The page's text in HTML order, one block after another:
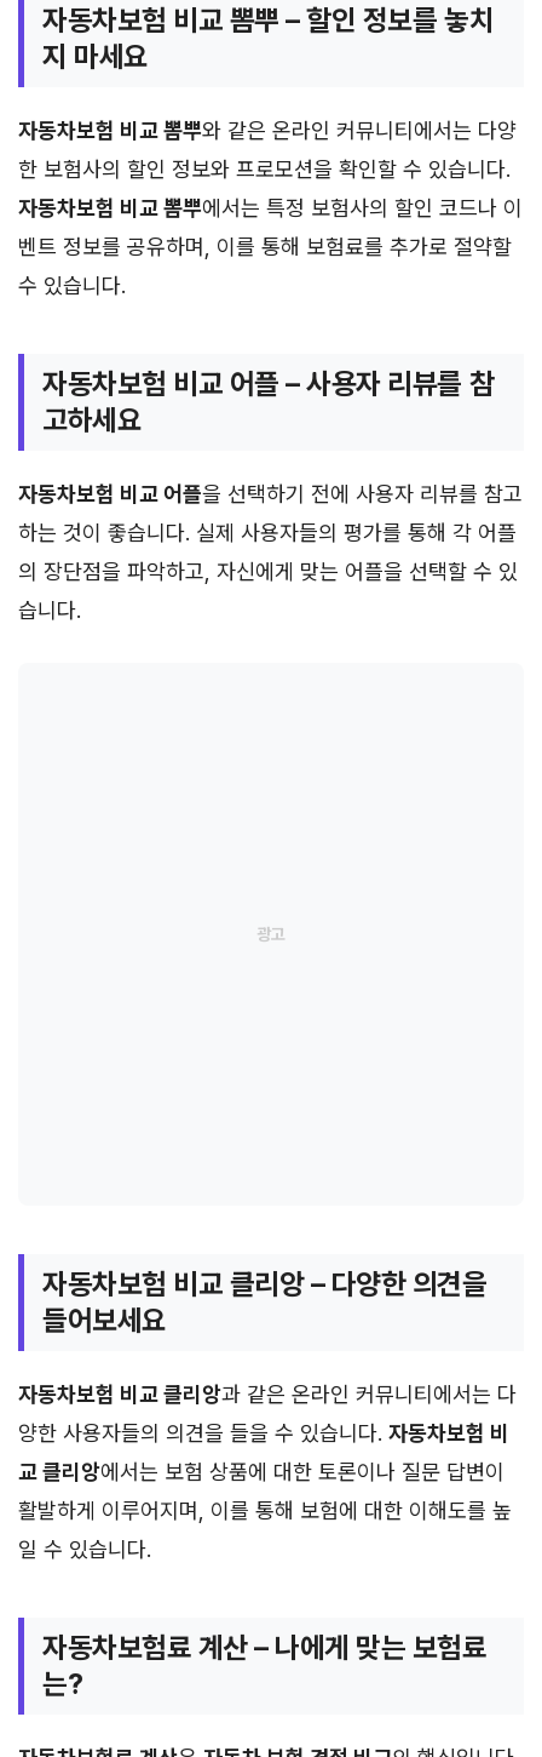
자동차보험 비교 뽐뿌 – 할인 정보를 놓치
지 마세요
자동차보험 비교 뽐뿌와 같은 온라인 커뮤니티에서는 다양
한 보험사의 할인 정보와 프로모션을 확인할 수 있습니다.
자동차보험 비교 뽐뿌에서는 특정 보험사의 할인 코드나 이
벤트 정보를 공유하며, 이를 통해 보험료를 추가로 절약할
수 있습니다.
자동차보험 비교 어플 – 사용자 리뷰를 참
고하세요
자동차보험 비교 어플을 선택하기 전에 사용자 리뷰를 참고
하는 것이 좋습니다. 실제 사용자들의 평가를 통해 각 어플
의 장단점을 파악하고, 자신에게 맞는 어플을 선택할 수 있
습니다.
자동차보험 비교 클리앙 – 다양한 의견을
들어보세요
자동차보험 비교 클리앙과 같은 온라인 커뮤니티에서는 다
양한 사용자들의 의견을 들을 수 있습니다. 자동차보험 비
교 클리앙에서는 보험 상품에 대한 토론이나 질문 답변이
활발하게 이루어지며, 이를 통해 보험에 대한 이해도를 높
일 수 있습니다.
자동차보험료 계산 – 나에게 맞는 보험료
는?